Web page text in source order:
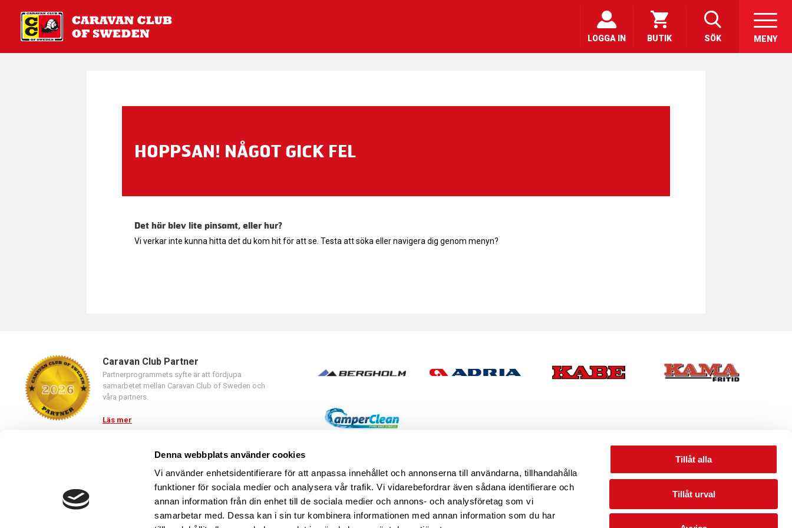
Denna webbplats använder cookies
Vi använder enhetsidentifierare för att anpassa innehållet och annonserna till användarna, tillhandahålla
funktioner för sociala medier och analysera vår trafik. Vi vidarebefordrar även sådana identifierare och
annan information från din enhet till de sociala medier och annons- och analysföretag som vi
samarbetar med. Dessa kan i sin tur kombinera informationen med annan information som du har
Tillåt alla
Tillåt urval
LOGGA IN BUTIK SÖK MENY
HOPPSAN! NÅGOT GICK FEL
Det här blev lite pinsamt, eller hur?
Vi verkar inte kunna hitta det du kom hit för att se. Testa att söka eller navigera dig genom menyn?
Caravan Club Partner
Partnerprogrammets syfte är att fördjupa
samarbetet mellan Caravan Club of Sweden och
våra partners.
Läs mer
Caravan Club of Sweden
019-23 46 10,kansli@caravanclub.se
START CARAVAN CLUB CAMPINGPLATSER I SVERIGE